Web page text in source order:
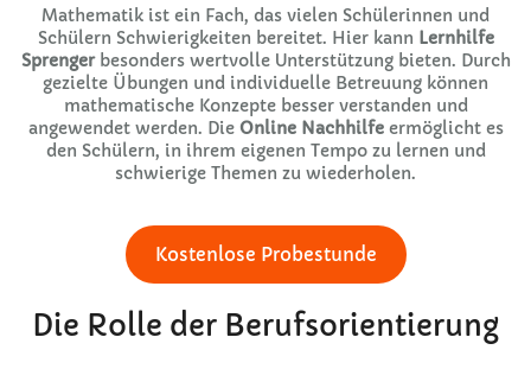
Mathematik ist ein Fach, das vielen Schülerinnen und
Schülern Schwierigkeiten bereitet. Hier kann Lernhilfe
Sprengerbesonders wertvolle Unterstützung bieten. Durch
gezielte Übungen und individuelle Betreuung können
mathematische Konzepte besser verstanden und
angewendet werden. Die Online Nachhilfeermöglicht es
den Schülern, in ihrem eigenen Tempo zu lernen und
schwierige Themen zu wiederholen.
Kostenlose Probestunde
Die Rolle der Berufsorientierung